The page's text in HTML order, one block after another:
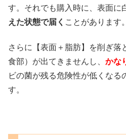
す。それでも購入時に、表面に
えた状態で届く ことがあります。
さらに【表面＋脂肪】を削ぎ落
食部）が出てきませんし、 かな
ビの菌が残る危険性が低くなる
す。